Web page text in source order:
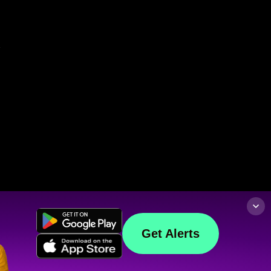
Get Alerts